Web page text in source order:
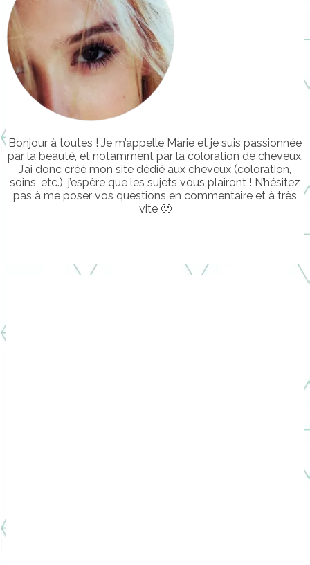
Bonjour à toutes ! Je m’appelle Marie et je suis passionnée
par la beauté, et notamment par la coloration de cheveux.
J’ai donc créé mon site dédié aux cheveux (coloration,
soins, etc.), j’espère que les sujets vous plairont ! N’hésitez
pas à me poser vos questions en commentaire et à très
vite 🙂